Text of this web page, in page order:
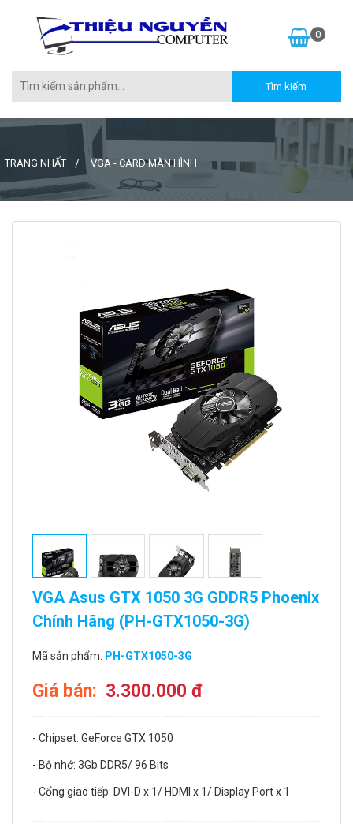
0
TRANG NHẤT VGA - CARD MÀN HÌNH
VGA Asus GTX 1050 3G GDDR5 Phoenix
Chính Hãng (PH-GTX1050-3G)
Mã sản phẩm: PH-GTX1050-3G
Giá bán: 3.300.000 đ
- Chipset: GeForce GTX 1050
- Bộ nhớ: 3Gb DDR5/ 96 Bits
- Cổng giao tiếp: DVI-D x 1/ HDMI x 1/ Display Port x 1